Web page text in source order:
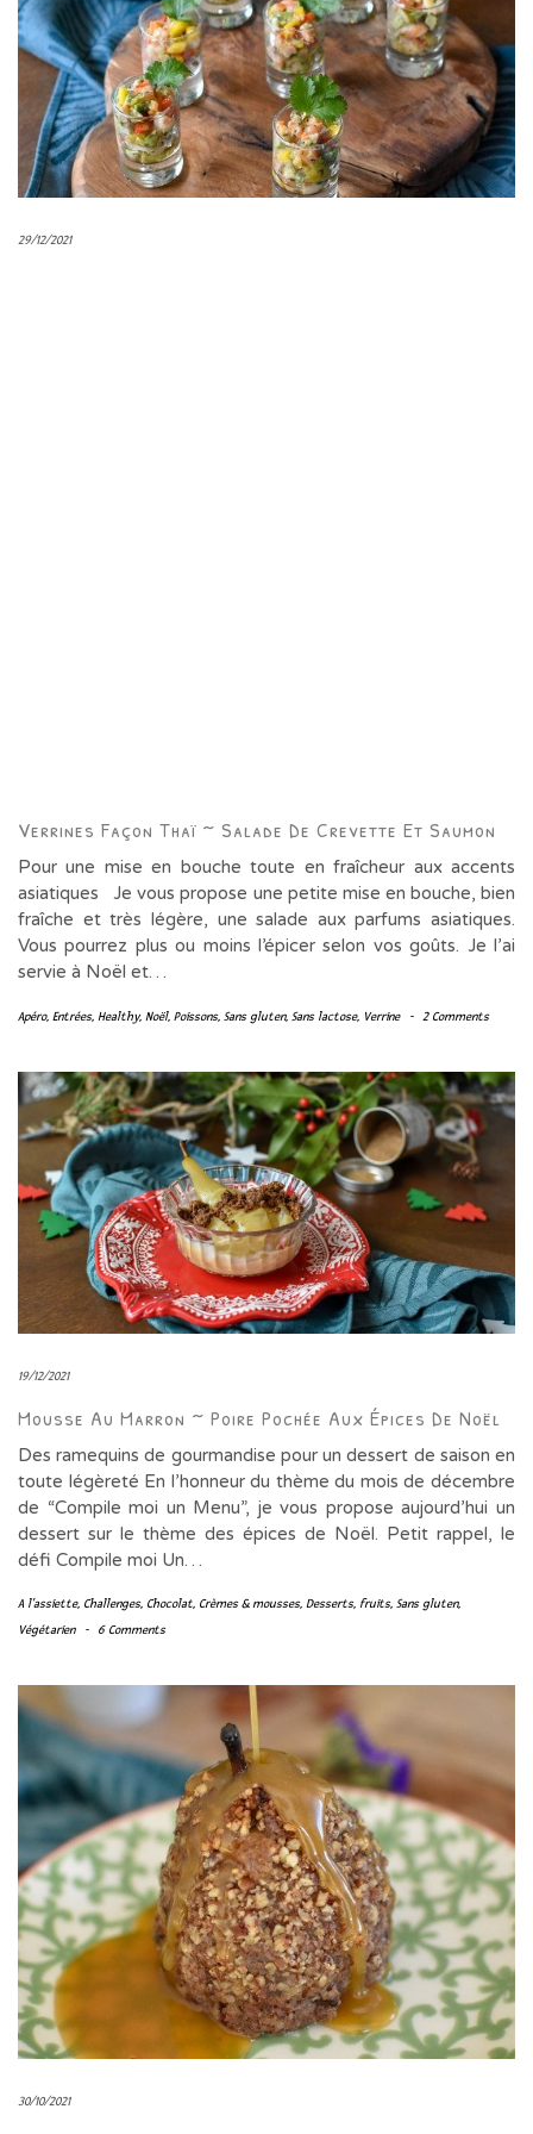
29/12/2021
Verrines Façon Thaï ~ Salade De Crevette Et Saumon
Pour une mise en bouche toute en fraîcheur aux accents
asiatiques Je vous propose une petite mise en bouche, bien
fraîche et très légère, une salade aux parfums asiatiques.
Vous pourrez plus ou moins l’épicer selon vos goûts. Je l’ai
servie à Noël et…
Apéro, Entrées, Healthy, Noël, Poissons, Sans gluten, Sans lactose, Verrine - 2 Comments
19/12/2021
Mousse Au Marron ~ Poire Pochée Aux Épices De Noël
Des ramequins de gourmandise pour un dessert de saison en
toute légèreté En l’honneur du thème du mois de décembre
de “Compile moi un Menu”, je vous propose aujourd’hui un
dessert sur le thème des épices de Noël. Petit rappel, le
défi Compile moi Un…
A l'assiette, Challenges, Chocolat, Crèmes & mousses, Desserts, fruits, Sans gluten,
Végétarien
- 6 Comments
30/10/2021